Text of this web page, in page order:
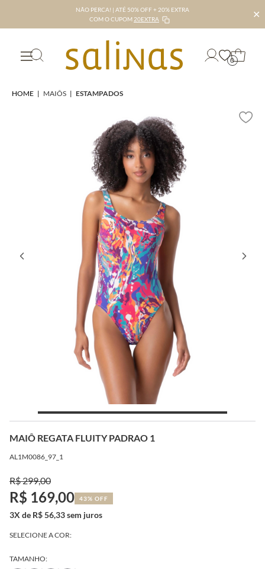
NÃO PERCA! | ATÉ 50% OFF + 20% EXTRA
COM O CUPOM 20EXTRA ✕
0
HOME | MAIÔS | ESTAMPADOS
MAIÔ REGATA FLUITY PADRAO 1
AL1M0086_97_1
R$ 299,00
R$ 169,00 43% OFF
3X de R$ 56,33 sem juros
SELECIONE A COR:
TAMANHO: